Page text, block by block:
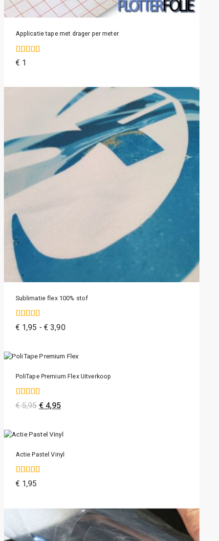
Applicatie tape met drager per meter
4.20
€ 1
Sublimatie flex 100% stof
4.89
van de 5
€ 1,95 - € 3,90
PoliTape Premium Flex Uitverkoop
4.33
van de 5
€5,95 €4,95
Actie Pastel Vinyl
4.86
van de 5
€ 1,95